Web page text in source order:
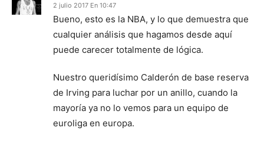
2 julio 2017 En 10:47
Bueno, esto es la NBA, y lo que demuestra que
cualquier análisis que hagamos desde aquí
puede carecer totalmente de lógica.
Nuestro queridísimo Calderón de base reserva
de Irving para luchar por un anillo, cuando la
mayoría ya no lo vemos para un equipo de
euroliga en europa.